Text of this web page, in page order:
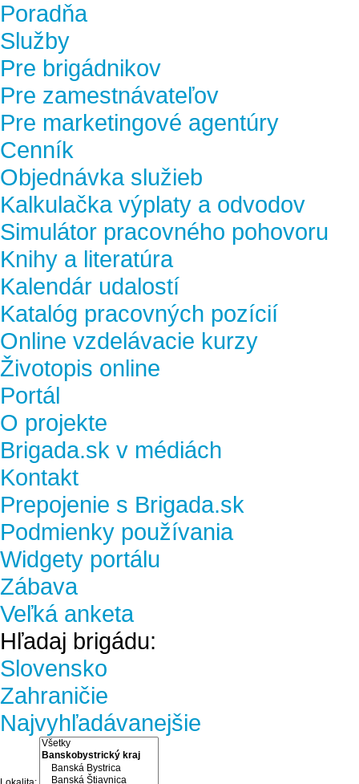
Poradňa
Služby
Pre brigádnikov
Pre zamestnávateľov
Pre marketingové agentúry
Cenník
Objednávka služieb
Kalkulačka výplaty a odvodov
Simulátor pracovného pohovoru
Knihy a literatúra
Kalendár udalostí
Katalóg pracovných pozícií
Online vzdelávacie kurzy
Životopis online
Portál
O projekte
Brigada.sk v médiách
Kontakt
Prepojenie s Brigada.sk
Podmienky používania
Widgety portálu
Zábava
Veľká anketa
Hľadaj brigádu:
Slovensko
Zahraničie
Najvyhľadávanejšie